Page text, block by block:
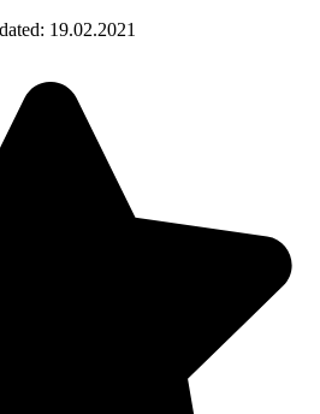
19.02.2021